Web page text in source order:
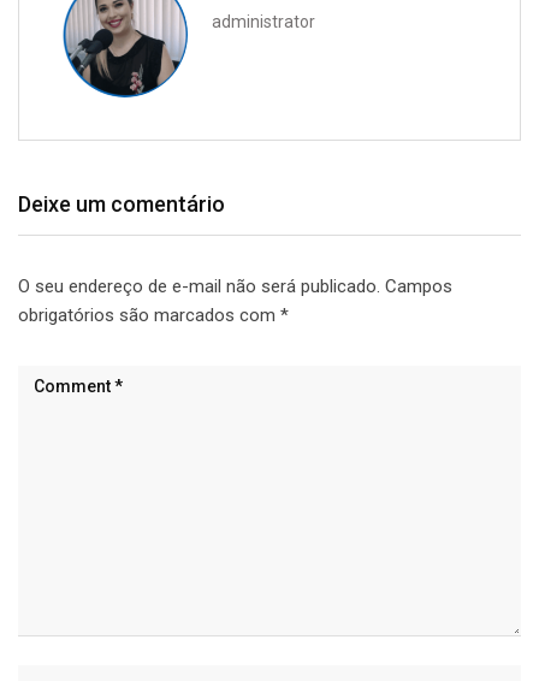
administrator
Deixe um comentário
O seu endereço de e-mail não será publicado. Campos
obrigatórios são marcados com *